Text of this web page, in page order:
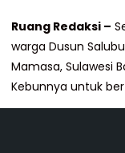
Ruang Redaksi –
warga Dusun
Mamasa, Sulawesi
Kebunnya untuk